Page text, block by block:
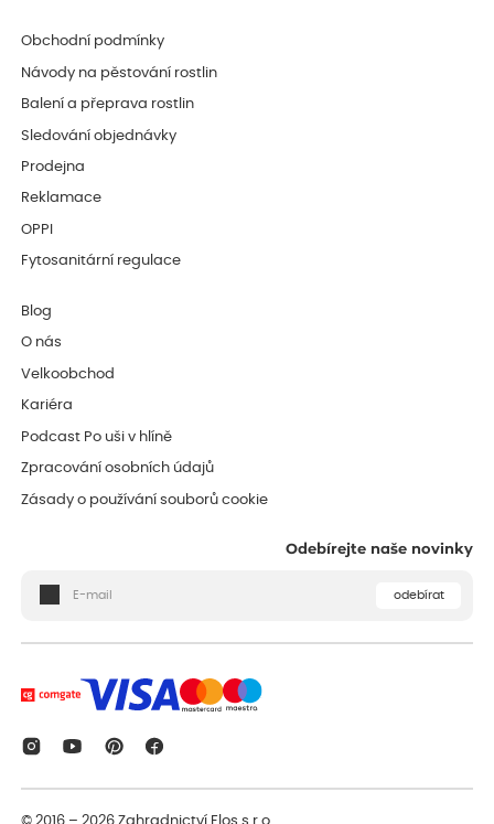
Obchodní podmínky
Návody na pěstování rostlin
Balení a přeprava rostlin
Sledování objednávky
Prodejna
Reklamace
OPPI
Fytosanitární regulace
Blog
O nás
Velkoobchod
Kariéra
Podcast Po uši v hlíně
Zpracování osobních údajů
Zásady o používání souborů cookie
Odebírejte naše novinky
odebírat